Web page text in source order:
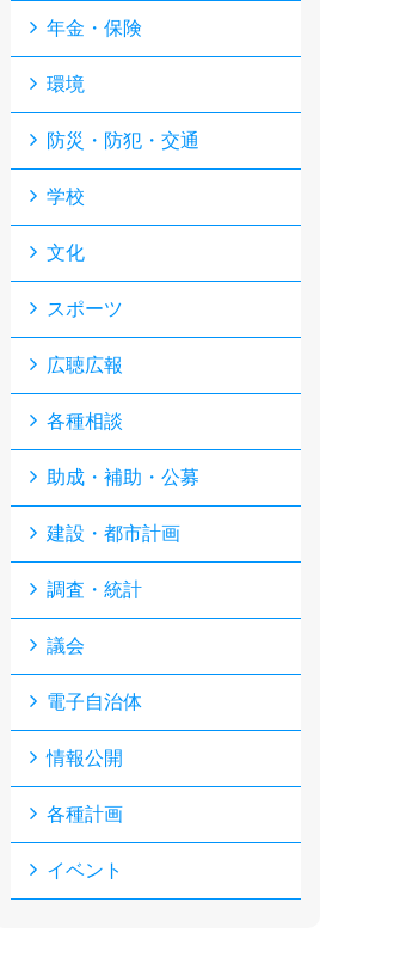
年金・保険
環境
防災・防犯・交通
学校
文化
スポーツ
広聴広報
各種相談
助成・補助・公募
建設・都市計画
調査・統計
議会
電子自治体
情報公開
各種計画
イベント